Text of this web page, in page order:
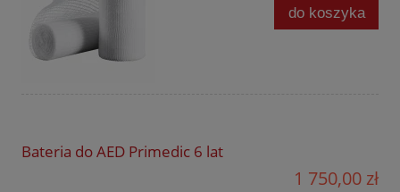
do koszyka
Bateria do AED Primedic 6 lat
1 750,00 zł